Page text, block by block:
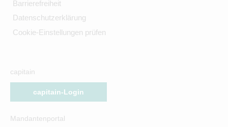
Barrierefreiheit
Datenschutzerklärung
Cookie-Einstellungen prüfen
capitain
capitain-Login
Mandantenportal